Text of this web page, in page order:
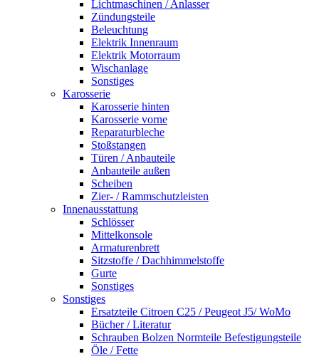
Lichtmaschinen / Anlasser
Zündungsteile
Beleuchtung
Elektrik Innenraum
Elektrik Motorraum
Wischanlage
Sonstiges
Karosserie
Karosserie hinten
Karosserie vorne
Reparaturbleche
Stoßstangen
Türen / Anbauteile
Anbauteile außen
Scheiben
Zier- / Rammschutzleisten
Innenausstattung
Schlösser
Mittelkonsole
Armaturenbrett
Sitzstoffe / Dachhimmelstoffe
Gurte
Sonstiges
Sonstiges
Ersatzteile Citroen C25 / Peugeot J5/ WoMo
Bücher / Literatur
Schrauben Bolzen Normteile Befestigungsteile
Öle / Fette